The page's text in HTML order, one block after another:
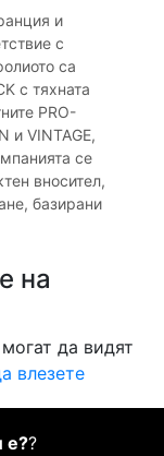
и
с
са
с тяхната
PRO-
и VINTAGE,
се
вносител,
базирани
на
да видят
влезете
е??